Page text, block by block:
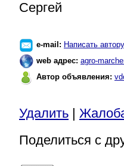
Сергей
e-mail: Написать автору
web адрес: agro-
Автор объявления:
Удалить |
Поделиться с